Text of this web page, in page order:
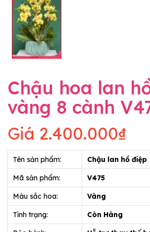
Chậu hoa lan
vàng 8 cành
Giá 2.400.000₫
Tên sản phẩm: Chậu lan hồ
Mã sản phẩm: V475
Màu sắc hoa: Vàng
Tình trạng: Còn Hàng